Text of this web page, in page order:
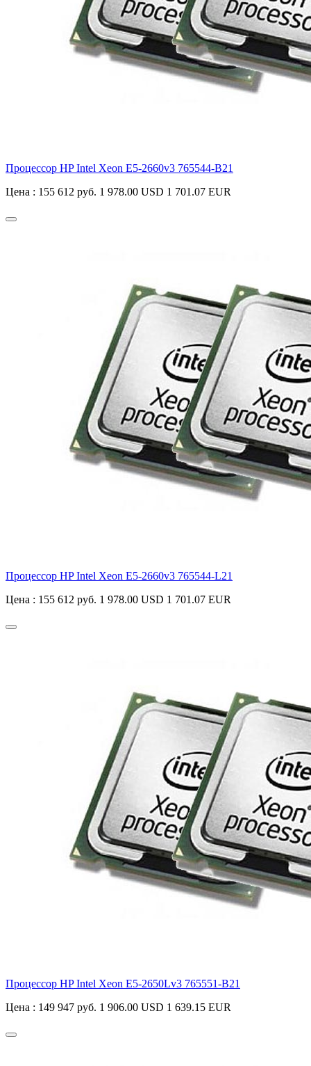
Процессор HP Intel Xeon E5-2660v3 765544-B21
Цена : 155 612 руб. 1 978.00 USD 1 701.07 EUR
Процессор HP Intel Xeon E5-2660v3 765544-L21
Цена : 155 612 руб. 1 978.00 USD 1 701.07 EUR
Процессор HP Intel Xeon E5-2650Lv3 765551-B21
Цена : 149 947 руб. 1 906.00 USD 1 639.15 EUR